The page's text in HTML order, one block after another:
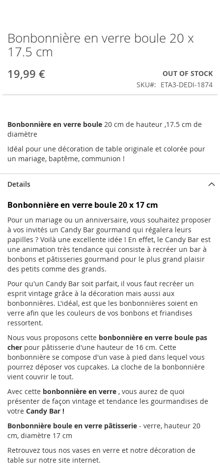
Skip
to
the
of
images
Bonbonnière en verre boule 20 x
17.5 cm
19,99 €
OUT OF STOCK
SKU
ETA3-DEDI-1874
Bonbonnière en verre boule 20 cm de hauteur ,17.5 cm de
diamètre
Idéal pour une décoration de table originale et colorée pour
un mariage, baptême, communion !
Details
Bonbonnière en verre boule 20 x 17 cm
Pour un mariage ou un anniversaire, vous souhaitez proposer
à vos invités un Candy Bar gourmand qui régalera leurs
papilles ? Voilà une excellente idée ! En effet, le Candy Bar est
une animation très tendance qui consiste à recréer un bar à
bonbons et pâtisseries gourmand pour le plus grand plaisir
des petits comme des grands.
Pour qu'un Candy Bar soit parfait, il vous faut recréer un
esprit vintage grâce à la décoration mais aussi aux
bonbonnières. L'idéal, est que les bonbonnières soient en
verre afin que les couleurs de vos bonbons et friandises
ressortent.
Nous vous proposons cette bonbonnière en verre boule pas
cher pour pâtisserie d'une hauteur de 16 cm. Cette
bonbonnière se compose d'un vase à pied dans lequel vous
pourrez déposer vos cupcakes. La cloche de la bonbonnière
vient couvrir le tout.
Avec cette bonbonnière en verre , vous aurez de quoi
présenter de façon vintage et tendance les gourmandises de
votre Candy Bar !
Bonbonnière boule en verre pâtisserie - verre, hauteur 20
cm, diamètre 17 cm
Retrouvez tous nos vases en verre et notre décoration de
table sur notre site internet.